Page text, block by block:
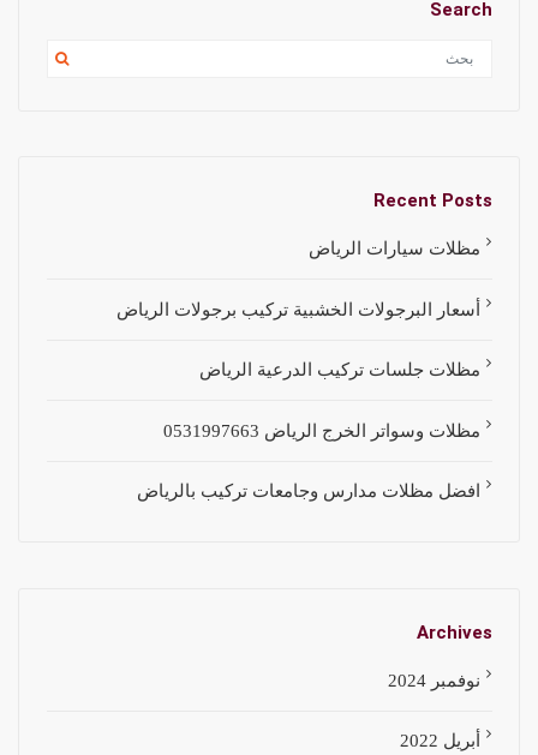
Search
Recent Posts
مظلات سيارات الرياض
أسعار البرجولات الخشبية تركيب برجولات الرياض
مظلات جلسات تركيب الدرعية الرياض
مظلات وسواتر الخرج الرياض 0531997663
افضل مظلات مدارس وجامعات تركيب بالرياض
Archives
نوفمبر 2024
أبريل 2022